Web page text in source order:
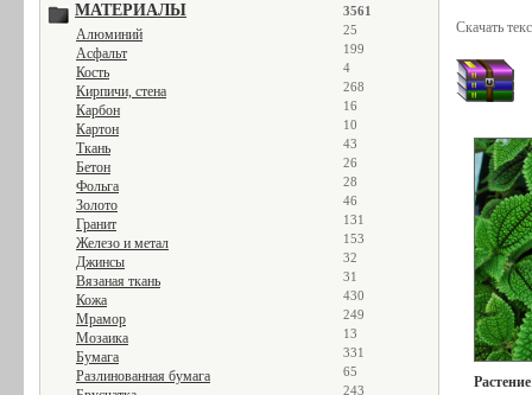
МАТЕРИАЛЫ 3561
Алюминий 25
Асфальт 199
Кость 4
Кирпичи, стена 268
Карбон 16
Картон 10
Ткань 43
Бетон 26
Фольга 28
Золото 46
Гранит 131
Железо и метал 153
Джинсы 32
Вязаная ткань 31
Кожа 430
Мрамор 249
Мозаика 13
Бумага 331
Разлинованная бумага 65
243
Скачать